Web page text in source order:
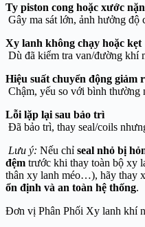
Ty piston cong hoặc xước
Gây ma sát lớn, ảnh hưởng độ
Xy lanh không chạy hoặc kẹt
Dù đã kiểm tra van/đường khí
Hiệu suất chuyển động giảm
Chậm, yếu so với bình thường
Lỗi lặp lại sau bảo trì
Đã bảo trì, thay seal/coils
Lưu ý: Nếu chỉ seal nhỏ bị
đệm trước khi thay toàn bộ xy
thân xy lanh méo…), hãy thay
ổn định và an toàn hệ thống.
Đơn vị Phân Phối Xy lanh khí